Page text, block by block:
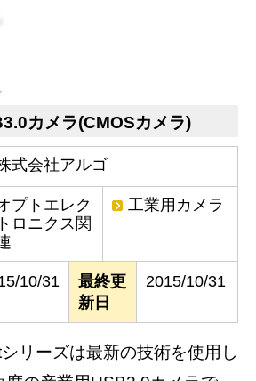
カメラ(CMOSカメラ)
式会社アルゴ
プトエレク
トロニクス関
工業用カメラ
10/31
最終更
新日
2015/10/31
リーズは最新の技術を使用し